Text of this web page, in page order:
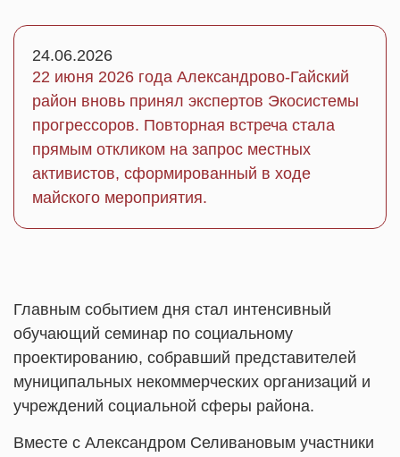
22 июня 2026 года Александрово-Гайский
район вновь принял экспертов Экосистемы
прогрессоров. Повторная встреча стала
прямым откликом на запрос местных
активистов, сформированный в ходе
майского мероприятия.
24.06.2026
Главным событием дня стал интенсивный
обучающий семинар по социальному
проектированию, собравший представителей
муниципальных некоммерческих организаций и
учреждений социальной сферы района.
Вместе с Александром Селивановым участники